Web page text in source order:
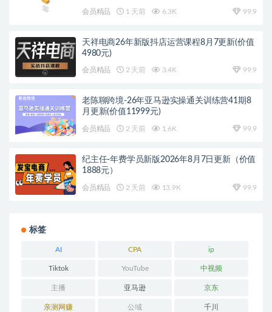
会员精品 1 天前 6.3K 99.9
天祥电商26年新版抖店运营课程8月7更新(价值
4980元)
会员精品 2 天前 3.4K 99.9
老陈聊跨境-26年亚马逊实操通关训练营41期8
月更新(价值11999元)
会员精品 2 天前 1.6K 99.9
纪主任-年费学员新版2026年8月7日更新（价值
1888元）
会员精品 2 天前 13.9K 99.9
标签
AI CPA ip
Tiktok YouTube 中视频
主播 亚马逊 京东
亲测网赚 公域 千川